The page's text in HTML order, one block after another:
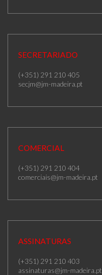
SECRETARIADO
(+351) 291 210 405
secjm@jm-madeira.pt
COMERCIAL
(+351) 291 210 404
comerciais@jm-madeira.pt
ASSINATURAS
(+351) 291 210 403
assinaturas@jm-madeira.pt